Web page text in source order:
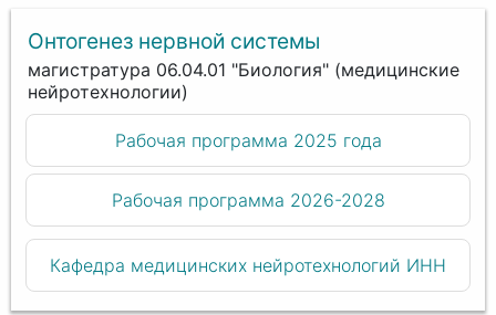
Онтогенез нервной системы
магистратура 06.04.01 "Биология" (медицинские
нейротехнологии)
Рабочая программа 2025 года
Рабочая программа 2026-2028
Кафедра медицинских нейротехнологий ИНН